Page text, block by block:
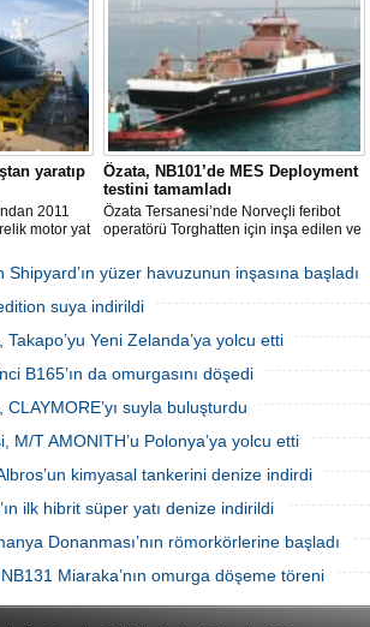
yaratıp
2011
motor yat
Özata, NB101’de MES Deployment
testini tamamladı
Özata Tersanesi’nde Norveçli feribot
operatörü Torghatten için inşa edilen ve
gemide gerçekleştirilen MES (Marine
Evacuation System) Deployment Testi
başarıyla tamamlandı.
yüzer havuzunun inşasına başladı
suya indirildi
Yeni Zelanda’ya yolcu etti
B165’ın da omurgasını döşedi
suyla buluşturdu
M/T AMONITH’u Polonya’ya yolcu etti
kimyasal tankerini denize indirdi
ilk hibrit süper yatı denize indirildi
Donanması’nın römorkörlerine başladı
Miaraka’nın omurga döşeme töreni